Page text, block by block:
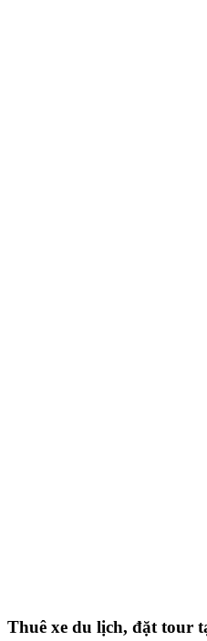
Thuê xe du lịch, đặt tour